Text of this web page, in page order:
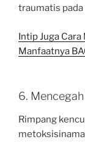
traumatis
Intip Juga
Manfaatnya
6.
Rimpang